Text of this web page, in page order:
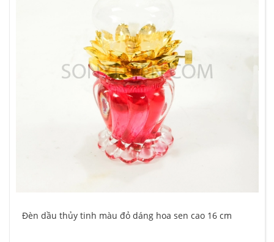
Đèn dầu thủy tinh màu đỏ dáng hoa sen cao 16 cm